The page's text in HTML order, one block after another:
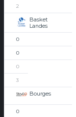
2
Basket
Landes
0
0
0
3
Bourges
0